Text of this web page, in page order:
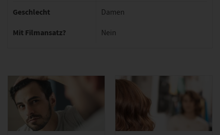
Geschlecht Damen
Mit Filmansatz? Nein